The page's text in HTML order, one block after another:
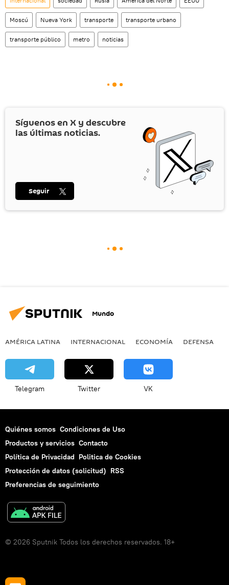
Moscú Nueva York transporte transporte urbano
transporte público metro noticias
Síguenos en X y descubre
las últimas noticias.
Seguir
Mundo
AMÉRICA LATINA INTERNACIONAL ECONOMÍA DEFENSA
Telegram Twitter VK
Quiénes somos Condiciones de Uso
Productos y servicios Contacto
Política de Privacidad Politica de Cookies
Protección de datos (solicitud) RSS
Preferencias de seguimiento
© 2026 Sputnik Todos los derechos reservados. 18+